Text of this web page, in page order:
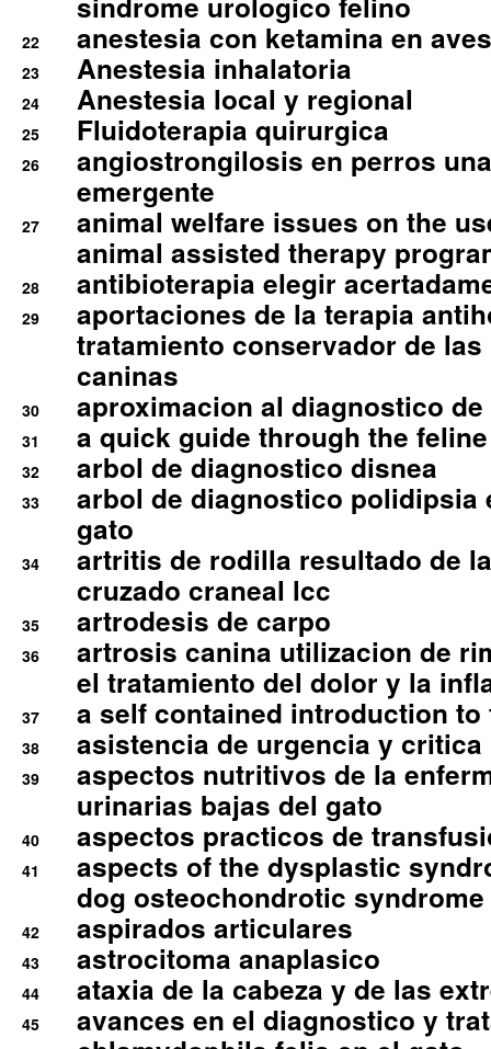
22 anestesia con ketamina en
23 Anestesia inhalatoria
24 Anestesia local y regional
25 Fluidoterapia quirurgica
26
angiostrongilosis en perros
emergente
27
animal welfare issues on the
animal assisted therapy
28 antibioterapia elegir
29
aportaciones de la terapia
tratamiento conservador de
caninas
30 aproximacion al diagnostico
31 a quick guide through the
32 arbol de diagnostico disnea
33
arbol de diagnostico polidipsia
gato
34
artritis de rodilla resultado de
cruzado craneal lcc
35 artrodesis de carpo
36
artrosis canina utilizacion de
el tratamiento del dolor y la
37 a self contained introduction
38 asistencia de urgencia y
39
aspectos nutritivos de la
urinarias bajas del gato
40 aspectos practicos de
41
aspects of the dysplastic
dog osteochondrotic syndrome
42 aspirados articulares
43 astrocitoma anaplasico
44 ataxia de la cabeza y de las
45
avances en el diagnostico y